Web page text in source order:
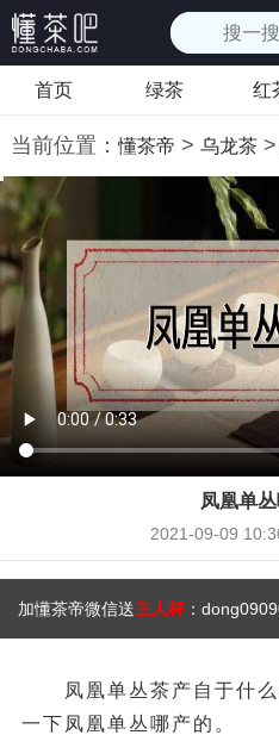
首页 绿茶 红
当前位置：懂茶帝 > 乌龙茶>
凤凰单
2021-09-09
加懂茶帝微信送主人杯：
凤凰单丛茶产自于什么
一下凤凰单丛哪产的。